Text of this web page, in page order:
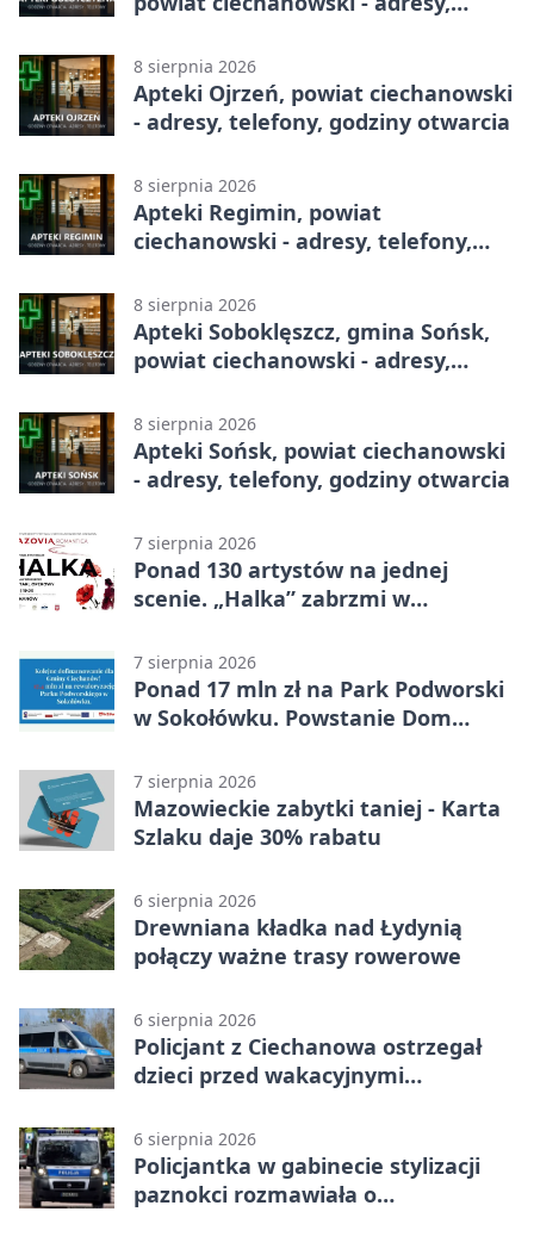
8 sierpnia 2026
Apteki Ojrzeń, powiat ciechanowski
- adresy, telefony, godziny otwarcia
8 sierpnia 2026
Apteki Regimin, powiat
ciechanowski - adresy, telefony,
8 sierpnia 2026
Apteki Soboklęszcz, gmina Sońsk,
powiat ciechanowski - adresy,
8 sierpnia 2026
Apteki Sońsk, powiat ciechanowski
- adresy, telefony, godziny otwarcia
7 sierpnia 2026
Ponad 130 artystów na jednej
scenie. „Halka” zabrzmi w
7 sierpnia 2026
Ponad 17 mln zł na Park Podworski
w Sokołówku. Powstanie Dom
7 sierpnia 2026
Mazowieckie zabytki taniej - Karta
Szlaku daje 30% rabatu
6 sierpnia 2026
Drewniana kładka nad Łydynią
połączy ważne trasy rowerowe
6 sierpnia 2026
Policjant z Ciechanowa ostrzegał
dzieci przed wakacyjnymi
6 sierpnia 2026
Policjantka w gabinecie stylizacji
paznokci rozmawiała o